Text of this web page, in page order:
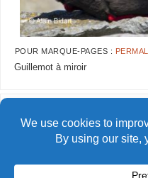
POUR MARQUE-PAGES :
Guillemot à miroir
© Alain Bidart